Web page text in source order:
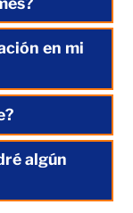
en mi
algún